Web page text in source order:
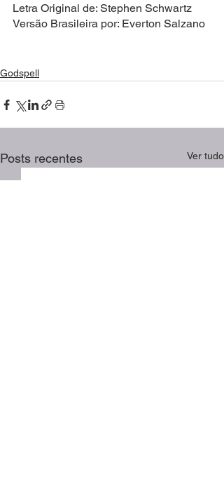
Letra Original de: Stephen Schwartz
Versão Brasileira por: Everton Salzano
Godspell
Posts recentes Ver tudo